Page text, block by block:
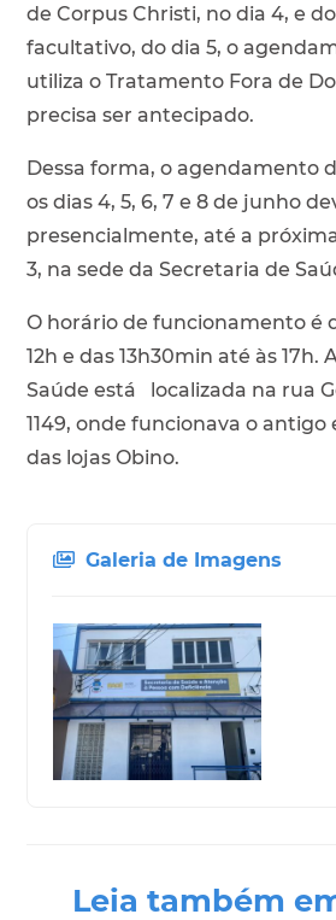
de Corpus Christi, no dia 4, e
facultativo, do dia 5, o
utiliza o Tratamento Fora de
precisa ser antecipado.
Dessa forma, o agendamento
os dias 4, 5, 6, 7 e 8 de junho
presencialmente, até a
3, na sede da Secretaria de
O horário de funcionamento é
12h e das 13h30min até às 17h.
Saúde está localizada na rua
1149, onde funcionava o
das lojas Obino.
Galeria de Imagens
Leia também